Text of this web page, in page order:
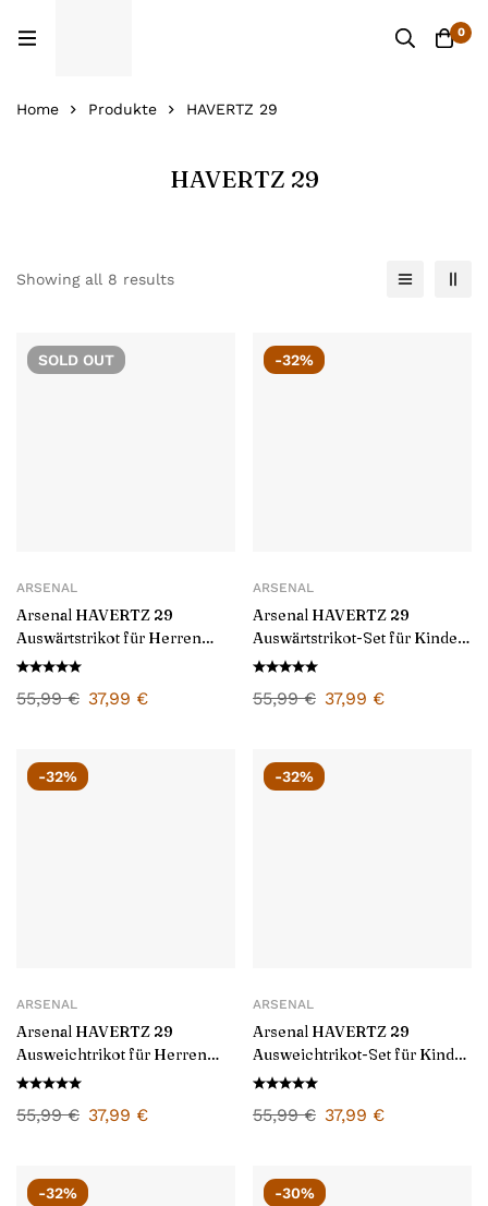
0
Home Produkte HAVERTZ 29
HAVERTZ 29
Showing all 8 results
SOLD OUT
ARSENAL
Arsenal HAVERTZ 29
Auswärtstrikot für Herren
2024/25
55,99€ 37,99 €
-32%
ARSENAL
Arsenal HAVERTZ 29
Auswärtstrikot-Set für Kinder
2024/25
55,99€ 37,99 €
-32%
ARSENAL
Arsenal HAVERTZ 29
Ausweichtrikot für Herren
2024/25
55,99€ 37,99 €
-32%
ARSENAL
Arsenal HAVERTZ 29
Ausweichtrikot-Set für Kinder
2024/25
55,99€ 37,99 €
-32% -30%